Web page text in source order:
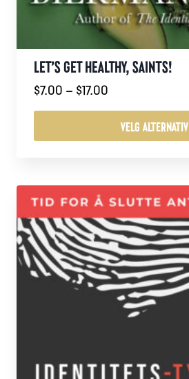
LET’S GET HEALTHY, SAINTS!
$7.00 – $17.00Prisområde:
$17.00
VELG ALTERNATIV
har
flere
varianter.
Alternativene
kan
velges